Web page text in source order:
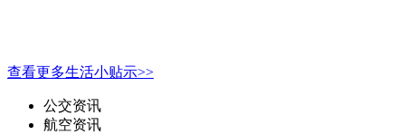
查看更多生活小贴示>>
公交资讯
航空资讯